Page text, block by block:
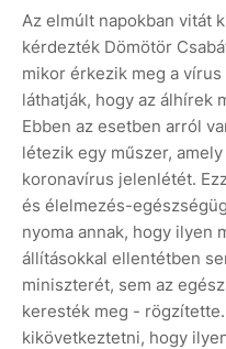
Az elmúlt napokban vitát
kérdezték Dömötör
mikor érkezik meg a
láthatják, hogy az álhírek
Ebben az esetben arról
létezik egy műszer,
koronavírus jelenlétét.
és élelmezés-
nyoma annak, hogy ilyen
állításokkal ellentétben
miniszterét, sem az
keresték meg -
kikövetkeztetni, hogy